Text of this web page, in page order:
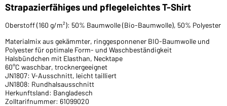
Strapazierfähiges und pflegeleichtes T-Shirt
Oberstoff (160 g/m²): 50% Baumwolle (Bio-Baumwolle), 50% Polyester
Materialmix aus gekämmter, ringgesponnener BIO-Baumwolle und
Polyester für optimale Form- und Waschbeständigkeit
Halsbündchen mit Elasthan, Necktape
60°C waschbar, trocknergeeignet
JN1807: V-Ausschnitt, leicht tailliert
JN1808: Rundhalsausschnitt
Herkunftsland: Bangladesch
Zolltarifnummer: 61099020